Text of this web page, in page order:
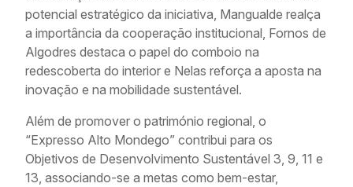
potencial estratégico da iniciativa, Mangualde realça
a importância da cooperação institucional, Fornos de
Algodres destaca o papel do comboio na
redescoberta do interior e Nelas reforça a aposta na
inovação e na mobilidade sustentável.
Além de promover o património regional, o
“Expresso Alto Mondego” contribui para os
Objetivos de Desenvolvimento Sustentável 3, 9, 11 e
13, associando-se a metas como bem-estar,